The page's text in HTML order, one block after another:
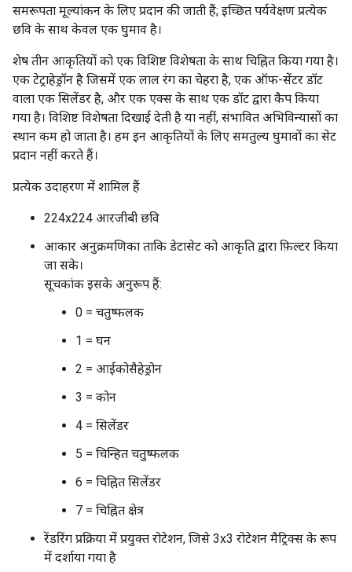
समरूपता मूल्यांकन के लिए प्रदान की जाती हैं; इच्छित पर्यवेक्षण प्रत्येक
छवि के साथ केवल एक घुमाव है।
शेष तीन आकृतियों को एक विशिष्ट विशेषता के साथ चिह्नित किया गया है।
एक टेट्राहेड्रॉन है जिसमें एक लाल रंग का चेहरा है, एक ऑफ-सेंटर डॉट
वाला एक सिलेंडर है, और एक एक्स के साथ एक डॉट द्वारा कैप किया
गया है। विशिष्ट विशेषता दिखाई देती है या नहीं, संभावित अभिविन्यासों का
स्थान कम हो जाता है। हम इन आकृतियों के लिए समतुल्य घुमावों का सेट
प्रदान नहीं करते हैं।
प्रत्येक उदाहरण में शामिल हैं
224x224 आरजीबी छवि
आकार अनुक्रमणिका ताकि डेटासेट को आकृति द्वारा फ़िल्टर किया
जा सके।
सूचकांक इसके अनुरूप हैं:
0 = चतुष्फलक
1 = घन
2 = आईकोसैहेड्रोन
3 = कोन
4 = सिलेंडर
5 = चिन्हित चतुष्फलक
6 = चिह्नित सिलेंडर
7 = चिह्नित क्षेत्र
रेंडरिंग प्रक्रिया में प्रयुक्त रोटेशन, जिसे 3x3 रोटेशन मैट्रिक्स के रूप
में दर्शाया गया है